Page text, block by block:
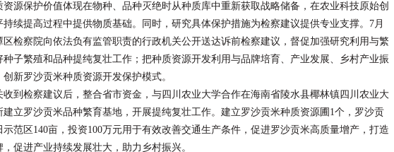
资源保护价值体现在物种、品种灭绝时从种质库中重新获取战略储备，在农业科技原始创
持续提高过程中提供物质基础。同时，研究具体保护措施为检察建议提供专业支撑。7月
区检察院向依法负有监管职责的行政机关公开送达诉前检察建议，督促加强研究利用与繁
种子繁殖和品种提纯复壮工作；把种质资源开发利用与品牌培育、产业发展、乡村产业振
新罗沙贡米种质资源开发保护模式。
检察建议后，整合省市资金，与四川农业大学合作在海南省陵水县椰林镇四川农业大
建立罗沙贡米品种繁育基地，开展提纯复壮工作。建立罗沙贡米种质资源圃1个，罗沙贡
示范区140亩，投资100万元用于有效改善交通生产条件，促进罗沙贡米高质量增产，打造
促进产业持续发展壮大，助力乡村振兴。